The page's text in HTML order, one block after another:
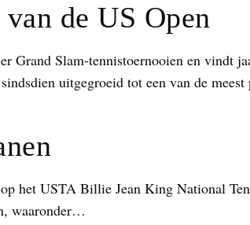
de US Open
Grand Slam-tennistoernooien en vindt
uitgegroeid tot een van de
het USTA Billie Jean King National
waaronder…